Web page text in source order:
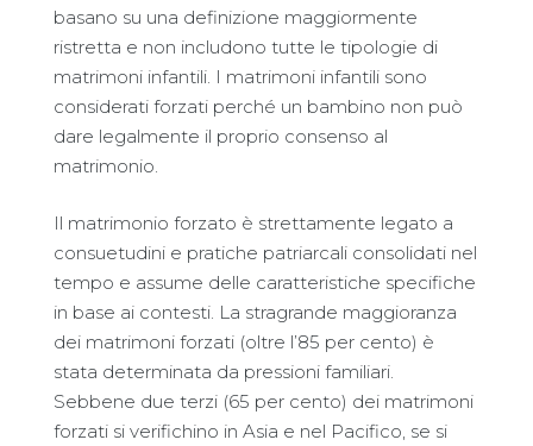
basano su una definizione maggiormente
ristretta e non includono tutte le tipologie di
matrimoni infantili. I matrimoni infantili sono
considerati forzati perché un bambino non può
dare legalmente il proprio consenso al
matrimonio.
Il matrimonio forzato è strettamente legato a
consuetudini e pratiche patriarcali consolidati nel
tempo e assume delle caratteristiche specifiche
in base ai contesti. La stragrande maggioranza
dei matrimoni forzati (oltre l’85 per cento) è
stata determinata da pressioni familiari.
Sebbene due terzi (65 per cento) dei matrimoni
forzati si verifichino in Asia e nel Pacifico, se si